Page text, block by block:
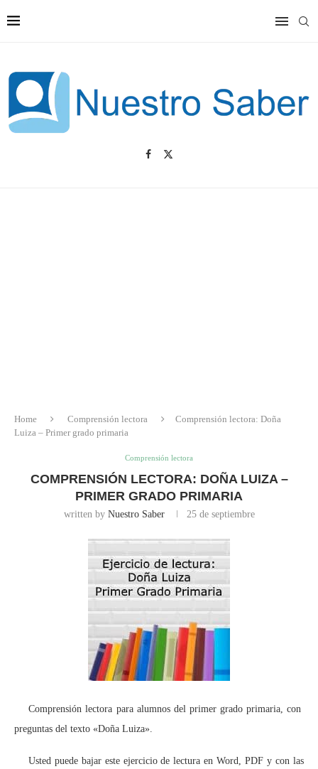
Home Comprensión lectora
Comprensión lectora: Doña
Luiza – Primer grado primaria
Comprensión lectora
COMPRENSIÓN LECTORA: DOÑA LUIZA –
PRIMER GRADO PRIMARIA
written by Nuestro Saber 25 de septiembre
Comprensión lectora para alumnos del primer grado primaria, con
preguntas del texto «Doña Luiza».
Usted puede bajar este ejercicio de lectura en Word, PDF y con las